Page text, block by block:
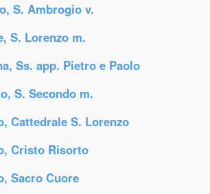
S. Ambrogio v.
S. Lorenzo m.
Ss. app. Pietro e Paolo
S. Secondo m.
Cattedrale S. Lorenzo
Cristo Risorto
Sacro Cuore